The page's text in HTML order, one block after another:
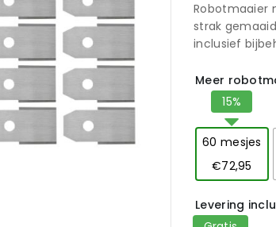
Robotmaaier
strak
inclusief
Meer
60 mesjes
€72,95
Levering